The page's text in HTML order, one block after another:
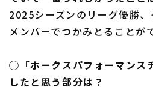
2025シーズンのリーグ優勝
メンバーでつかみとることが
◯「ホークスパフォーマンス
したと思う部分は？